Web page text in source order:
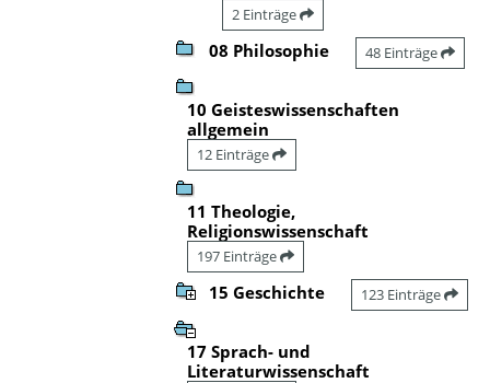
2 Einträge
08 Philosophie 48 Einträge
10 Geisteswissenschaften
allgemein
12 Einträge
11 Theologie,
Religionswissenschaft
197 Einträge
15 Geschichte 123 Einträge
17 Sprach- und
Literaturwissenschaft